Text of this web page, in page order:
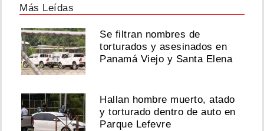
Más Leídas
Se filtran nombres de
torturados y asesinados en
Panamá Viejo y Santa Elena
Hallan hombre muerto, atado
y torturado dentro de auto en
Parque Lefevre